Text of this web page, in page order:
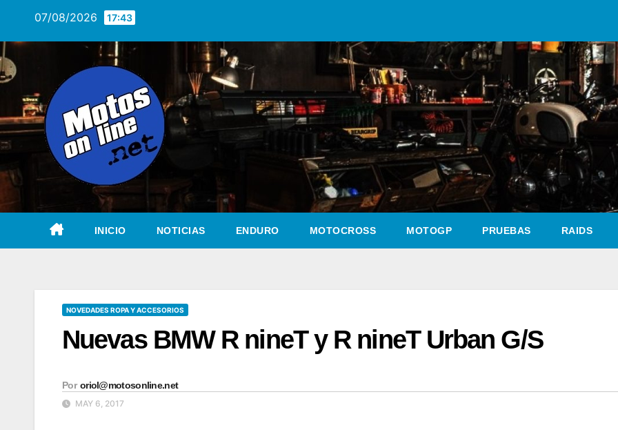
contenido
07/08/2026 17:43
INICIO NOTICIAS ENDURO MOTOCROSS MOTOGP PRUEBAS RAIDS
NOVEDADES ROPA Y ACCESORIOS
Nuevas BMW R nineT y R nineT Urban G/S
Por oriol@motosonline.net
MAY 6, 2017